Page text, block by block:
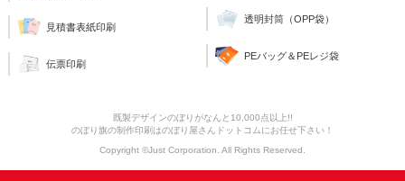
見積書表紙印刷
伝票印刷
透明封筒（OPP袋）
PEバッグ＆PEレジ袋
既製デザインのぼりがなんと10,000点以上!!
のぼり旗の制作印刷はのぼり屋さんドットコムにお任せ下さい！
Copyright ©Just Corporation. All Rights Reserved.